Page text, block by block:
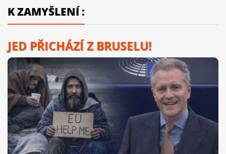
K ZAMYŠLENÍ :
JED PŘICHÁZÍ Z BRUSELU!